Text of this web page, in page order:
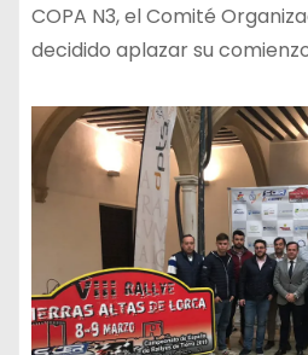
COPA N3, el Comité
decidido aplazar su